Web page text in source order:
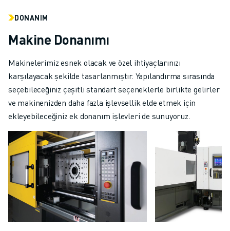
DONANIM
Makine Donanımı
Makinelerimiz esnek olacak ve özel ihtiyaçlarınızı
karşılayacak şekilde tasarlanmıştır. Yapılandırma sırasında
seçebileceğiniz çeşitli standart seçeneklerle birlikte gelirler
ve makinenizden daha fazla işlevsellik elde etmek için
ekleyebileceğiniz ek donanım işlevleri de sunuyoruz.